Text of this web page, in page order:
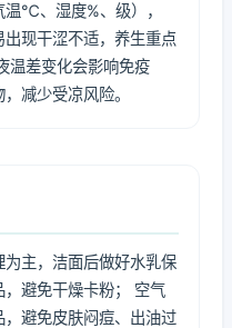
℃、湿度%、级），
现干涩不适，养生重点
温差变化会影响免疫
减少受凉风险。
主，洁面后做好水乳保
避免干燥卡粉； 空气
避免皮肤闷痘、出油过